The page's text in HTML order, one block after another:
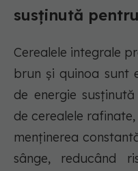
susținută
Cerealele integrale
brun și quinoa sunt
de energie
de cerealele
menținerea
sânge, reducând